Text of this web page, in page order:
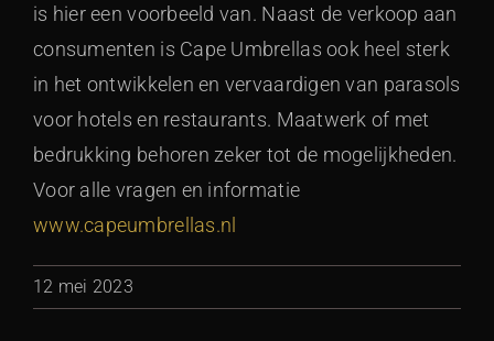
is hier een voorbeeld van. Naast de verkoop aan
consumenten is Cape Umbrellas ook heel sterk
in het ontwikkelen en vervaardigen van parasols
voor hotels en restaurants. Maatwerk of met
bedrukking behoren zeker tot de mogelijkheden.
Voor alle vragen en informatie
www.capeumbrellas.nl
12 mei 2023